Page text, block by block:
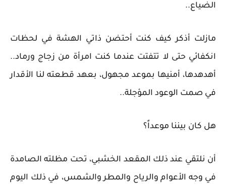
الضياع..
مازلت أذكر كيف كنت أحتضن ذاتي الهشة في لحظات
انكفائي حتى لا تتفتت عندما كنت امرأة من زجاج ورماد..
أهدهدها، أمنيها بموعد مجهول، بعهد قطعته لنا الأقدار
في صمت الوعود المؤجلة..
هل كان بيننا موعداً؟
أن نلتقي عند ذلك المقعد الخشبي، تحت مظلته الصامدة
في وجه الأعوام والرياح والمطر والشمس، في ذلك اليوم